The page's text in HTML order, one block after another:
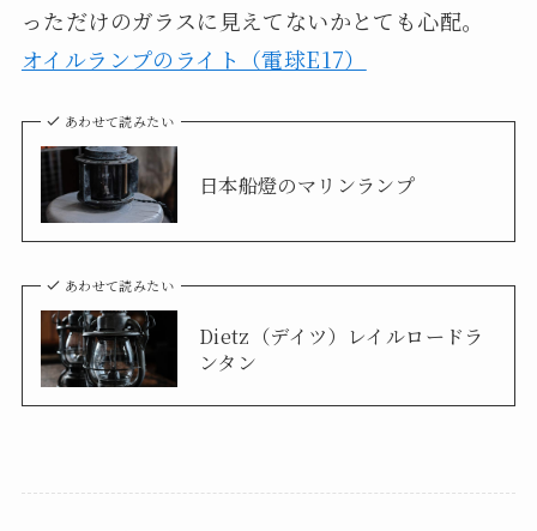
っただけのガラスに見えてないかとても心配。
オイルランプのライト（電球E17）
あわせて読みたい
日本船燈のマリンランプ
あわせて読みたい
Dietz（デイツ）レイルロードラ
ンタン